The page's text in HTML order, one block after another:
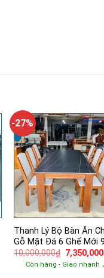
-27%
Thanh Lý Bộ Bàn Ăn
Gỗ Mặt Đá 6 Ghế Mới
10,000,000₫ Giá
gốc
là:
7,350,000
Còn hàng - Giao nhanh